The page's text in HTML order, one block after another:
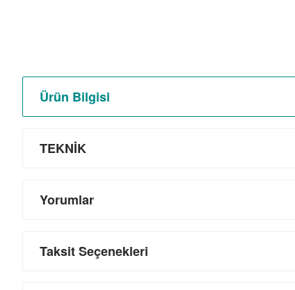
Ürün Bilgisi
TEKNİK
Yorumlar
Taksit Seçenekleri